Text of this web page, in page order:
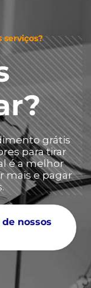
serviços?
grátis
para tirar
é a melhor
mais e pagar
nossos